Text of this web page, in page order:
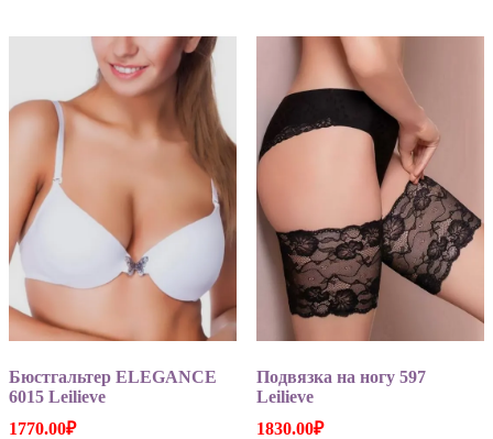
Опции
можно
выбрать
странице
товара.
на
странице
товара.
Бюстгальтер ELEGANCE
6015 Leilieve
1770.00₽
Подвязка на ногу 597
Leilieve
1830.00₽